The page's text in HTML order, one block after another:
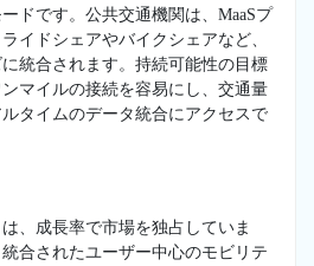
ドです。公共交通機関は、MaaSプ
イドシェアやバイクシェアなど、
統合されます。持続可能性の目標
マイルの接続を容易にし、交通量
タイムのデータ統合にアクセスで
、成長率で市場を独占していま
合されたユーザー中心のモビリテ